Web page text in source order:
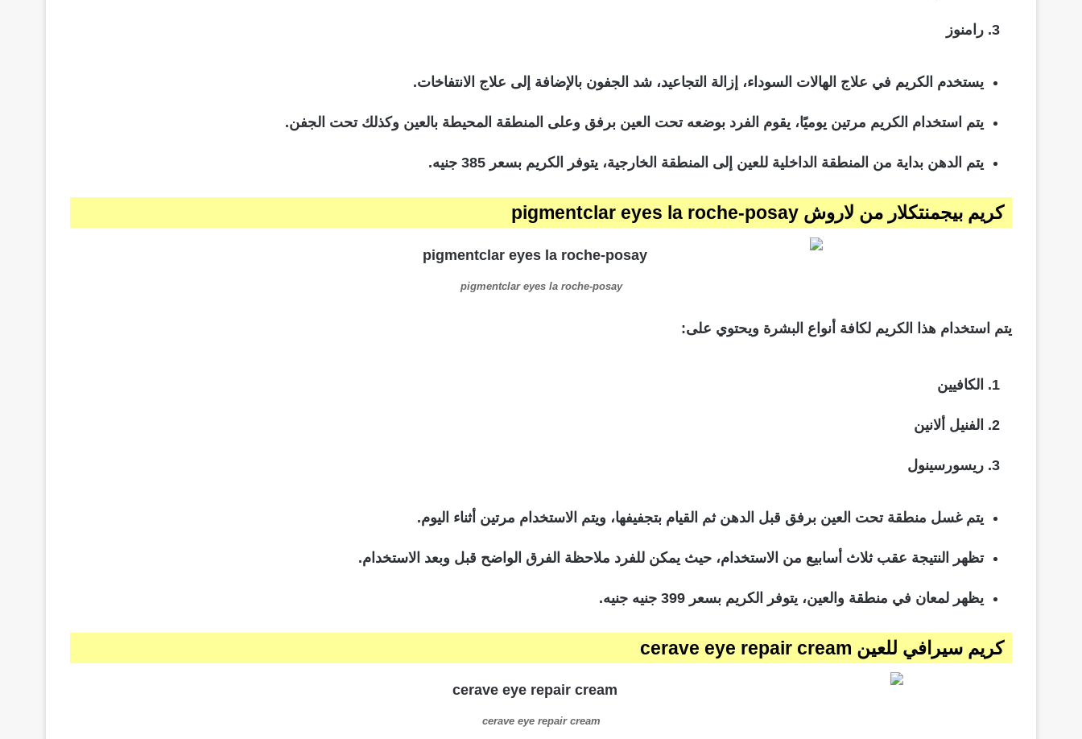
رامنوز
يستخدم الكريم في علاج الهالات السوداء، إزالة التجاعيد، شد الجفون بالإضافة إلى علاج الانتفاخات.
يتم استخدام الكريم مرتين يوميًا، يقوم الفرد بوضعه تحت العين برفق وعلى المنطقة المحيطة بالعين وكذلك تحت الجفن.
يتم الدهن بداية من المنطقة الداخلية للعين إلى المنطقة الخارجية، يتوفر الكريم بسعر 385 جنيه.
كريم بيجمنتكلار من لاروش pigmentclar eyes la roche-posay
pigmentclar eyes la roche-posay
يتم استخدام هذا الكريم لكافة أنواع البشرة ويحتوي على:
الكافيين
الفنيل ألانين
ريسورسينول
يتم غسل منطقة تحت العين برفق قبل الدهن ثم القيام بتجفيفها، ويتم الاستخدام مرتين أثناء اليوم.
تظهر النتيجة عقب ثلاث أسابيع من الاستخدام، حيث يمكن للفرد ملاحظة الفرق الواضح قبل وبعد الاستخدام.
يظهر لمعان في منطقة والعين، يتوفر الكريم بسعر 399 جنيه جنيه.
كريم سيرافي للعين cerave eye repair cream
cerave eye repair cream